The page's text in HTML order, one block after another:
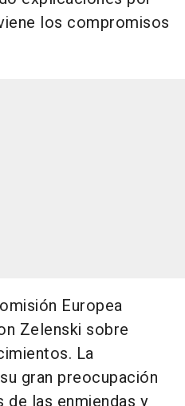
los compromisos
Europea
Zelenski sobre
La
gran preocupación